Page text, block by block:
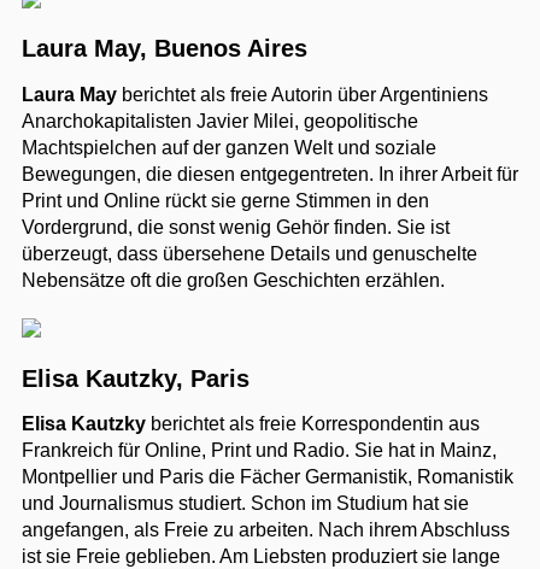
Laura May, Buenos Aires
Laura May berichtet als freie Autorin über Argentiniens
Anarchokapitalisten Javier Milei, geopolitische
Machtspielchen auf der ganzen Welt und soziale
Bewegungen, die diesen entgegentreten. In ihrer Arbeit für
Print und Online rückt sie gerne Stimmen in den
Vordergrund, die sonst wenig Gehör finden. Sie ist
überzeugt, dass übersehene Details und genuschelte
Nebensätze oft die großen Geschichten erzählen.
Elisa Kautzky, Paris
Elisa Kautzky berichtet als freie Korrespondentin aus
Frankreich für Online, Print und Radio. Sie hat in Mainz,
Montpellier und Paris die Fächer Germanistik, Romanistik
und Journalismus studiert. Schon im Studium hat sie
angefangen, als Freie zu arbeiten. Nach ihrem Abschluss
ist sie Freie geblieben. Am Liebsten produziert sie lange